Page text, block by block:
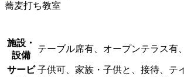
蕎麦打ち教室
施設・
設備
テーブル席有、オープンテラス有
サービ 子供可、家族・子供と、接待、テ